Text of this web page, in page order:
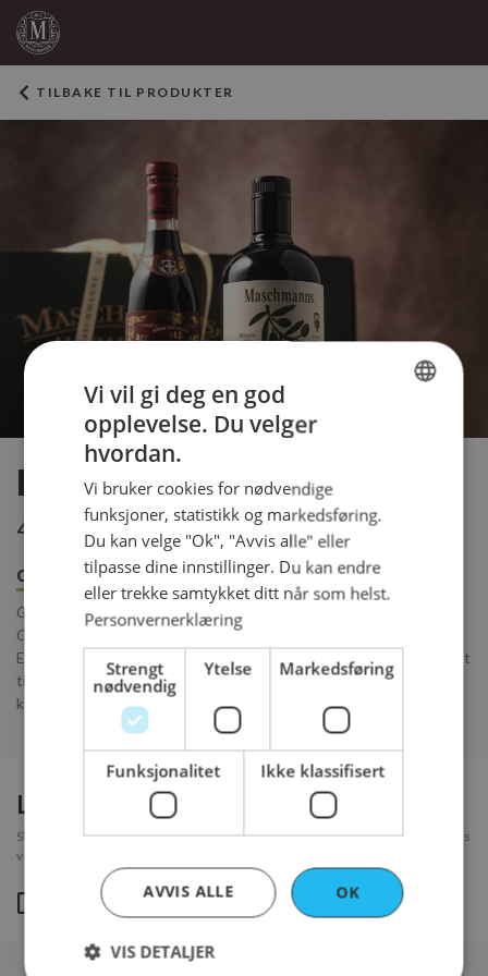
TILBAKE TIL PRODUKTER
Italiensk kjærlighet
470 kr per stykk
Om produktet Innhold
Bestillingsfrister
Giusti Balsamico 3 Medaljer 100 ml + Imbaccari Terra Maschmanns
Olivenolje 250 ml.
En klassisk duo av edel balsamico og kaldpresset olivenolje. Perfekt
til en enkel salat eller drypp over nybakt focaccia. Tradisjon og
kvalitet i hver dråpe.
Legg til kort?
Skal du sende dette til noen? Skriv en hilsen som skrives i et pent kort og legges
ved leveringen.
- 40 kr
Vi vil gi deg en god
opplevelse. Du velger
hvordan.
Vi bruker cookies for nødvendige
funksjoner, statistikk og markedsføring.
Du kan velge "Ok", "Avvis alle" eller
tilpasse dine innstillinger. Du kan endre
eller trekke samtykket ditt når som helst.
Personvernerklæring
Strengt
nødvendig
Ytelse Markedsføring
Funksjonalitet Ikke klassifisert
OK
AVVIS ALLE
VIS DETALJER